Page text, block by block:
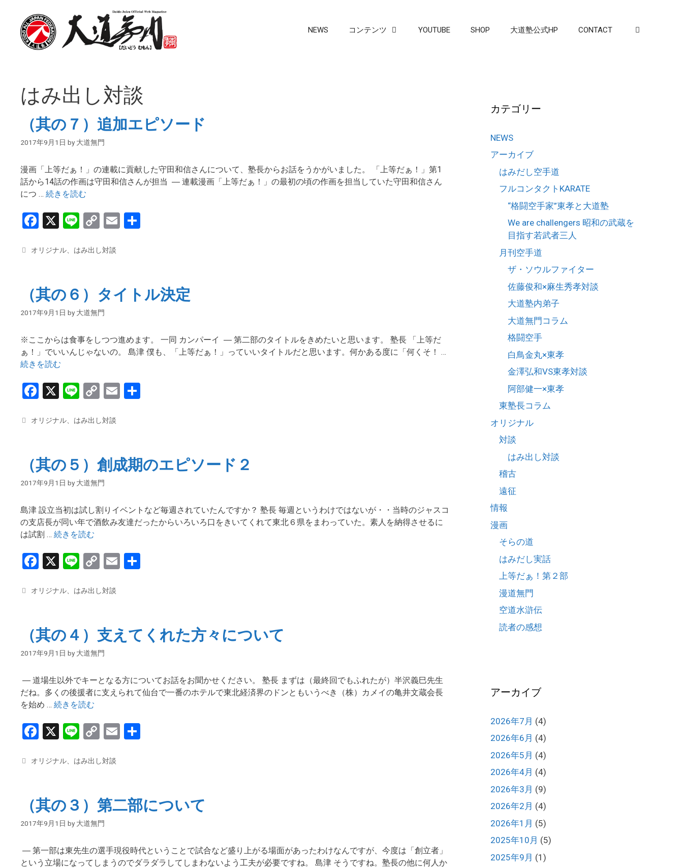
NEWS コンテンツ YOUTUBE SHOP 大道塾公式HP CONTACT
はみ出し対談
（其の７）追加エピソード
2017年9月1日 by 大道無門
漫画「上等だぁ！」の連載に貢献した守田和信さんについて、塾長からお話をうかがいました。 「上等だぁ！」第1
話から14話の作画は守田和信さんが担当 ― 連載漫画「上等だぁ！」の最初の頃の作画を担当していた守田和信さん
につ … 続きを読む
F
ce
o
o
k
X
Li
e
C
py
n
k
E
カ
ー
オリジナル はみ出し対談
（其の６）タイトル決定
2017年9月1日 by 大道無門
※ここからは食事をしつつ進めます。 一同 カンパーイ ― 第二部のタイトルをきめたいと思います。 塾長 「上等だ
ぁ！」でいいんじゃないの。 島津 僕も、「上等だぁ！」っていいタイトルだと思います。何かある度に「何くそ！ …
続きを読む
F
ce
o
o
k
X
Li
e
C
py
n
k
E
カ
ー
オリジナル はみ出し対談
（其の５）創成期のエピソード２
2017年9月1日 by 大道無門
島津 設立当初は試し割りイベントなど毎週されていたんですか？ 塾長 毎週というわけではないが・・当時のジャスコ
の支店長が同い年で酒飲み友達だったからいろいろ口をきいてくれて東北６県をまわっていた。素人を納得させるに
は試割 … 続きを読む
F
ce
o
o
k
X
Li
e
C
py
n
k
E
カ
ー
オリジナル はみ出し対談
（其の４）支えてくれた方々について
2017年9月1日 by 大道無門
― 道場生以外でキーとなる方についてお話をお聞かせください。 塾長 まずは（最終回でもふれたが）半沢義巳先生
だね。多くの後援者に支えられて仙台で一番のホテルで東北経済界のドンともいうべき（株）カメイの亀井文蔵会長
を始め … 続きを読む
F
ce
o
o
k
X
Li
e
C
py
n
k
E
カ
ー
オリジナル はみ出し対談
（其の３）第二部について
2017年9月1日 by 大道無門
― 第一部は東先生の選手現役時代ということで試合など盛り上がる場面があったわけなんですが、今度は「創立者」
という立場になってしまうのでダラダラしてしまわないよう工夫が必要ですね。 島津 そうですね。塾長の他に何人か
カテゴリー
NEWS
アーカイブ
はみだし空手道
フルコンタクトKARATE
“格闘空手家”東孝と大道塾
We are challengers 昭和の武蔵を
目指す若武者三人
月刊空手道
ザ・ソウルファイター
佐藤俊和×麻生秀孝対談
大道塾内弟子
大道無門コラム
格闘空手
白鳥金丸×東孝
金澤弘和VS東孝対談
阿部健一×東孝
東塾長コラム
オリジナル
対談
はみ出し対談
稽古
遠征
情報
漫画
そらの道
はみだし実話
上等だぁ！第２部
漫道無門
空道水滸伝
読者の感想
アーカイブ
2026年7月 (4)
2026年6月 (4)
2026年5月 (4)
2026年4月 (4)
2026年3月 (9)
2026年2月 (4)
2026年1月 (5)
2025年10月 (5)
2025年9月 (1)